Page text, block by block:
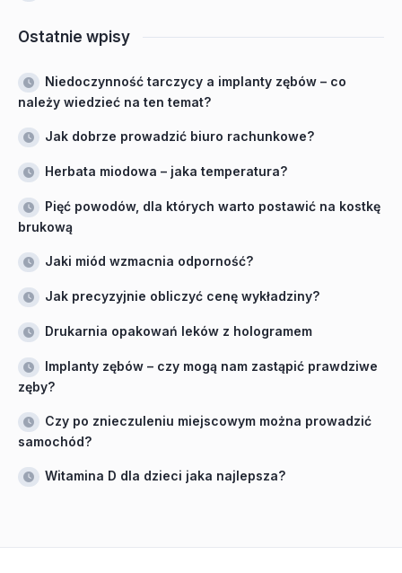
Ostatnie wpisy
Niedoczynność tarczycy a implanty zębów – co
należy wiedzieć na ten temat?
Jak dobrze prowadzić biuro rachunkowe?
Herbata miodowa – jaka temperatura?
Pięć powodów, dla których warto postawić na kostkę
brukową
Jaki miód wzmacnia odporność?
Jak precyzyjnie obliczyć cenę wykładziny?
Drukarnia opakowań leków z hologramem
Implanty zębów – czy mogą nam zastąpić prawdziwe
zęby?
Czy po znieczuleniu miejscowym można prowadzić
samochód?
Witamina D dla dzieci jaka najlepsza?